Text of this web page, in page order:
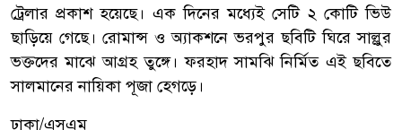
ট্রেলার প্রকাশ হয়েছে। এক দিনের মধ্যেই সেটি ২ কোটি ভিউ
ছাড়িয়ে গেছে। রোমান্স ও অ্যাকশনে ভরপুর ছবিটি ঘিরে সাল্লুর
ভক্তদের মাঝে আগ্রহ তুঙ্গে। ফরহাদ সামঝি নির্মিত এই ছবিতে
সালমানের নায়িকা পূজা হেগড়ে।
ঢাকা/এসএম